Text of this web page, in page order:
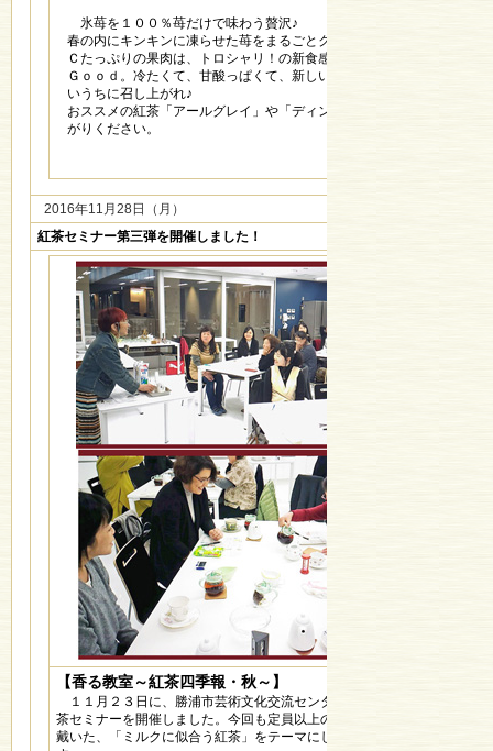
氷苺を１００％苺だけで味わう贅沢♪
春の内にキンキンに凍らせた苺をまるごとクラッシュしました。ビタミ
Ｃたっぷりの果肉は、トロシャリ！の新食感。お好みで、練乳をかけて
Ｇｏｏｄ。冷たくて、甘酸っぱくて、新しい夏のスウィーツです。融け
いうちに召し上がれ♪
おススメの紅茶「アールグレイ」や「ディンブラ」で、爽やかにお召し
がりください。
2016年11月28日（月）
紅茶セミナー第三弾を開催しました！
【香る教室～紅茶四季報・秋～】
１１月２３日に、勝浦市芸術文化交流センターＫＵＳＴＥにて、紅
茶セミナーを開催しました。今回も定員以上の参加者の皆様にご参加
戴いた、「ミルクに似合う紅茶」をテーマにした体験型のお茶会で